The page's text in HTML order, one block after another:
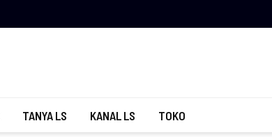
TANYA LS KANAL LS TOKO